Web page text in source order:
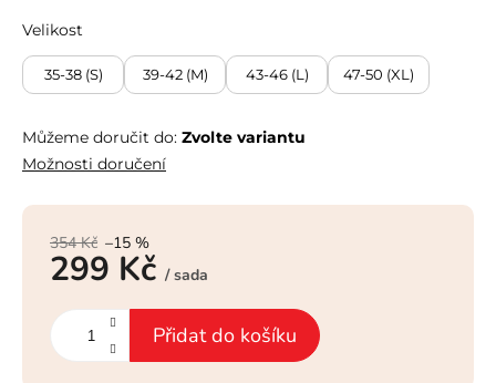
354 Kč –15 %
299 Kč / sada
Měrná
cena:
Velikost
35-38 (S) 39-42 (M) 43-46 (L) 47-50 (XL)
Můžeme doručit do: Zvolte variantu
Možnosti doručení
Přidat do košíku